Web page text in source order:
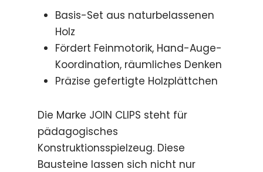
Basis-Set aus naturbelassenen
Holz
Fördert Feinmotorik, Hand-Auge-
Koordination, räumliches Denken
Präzise gefertigte Holzplättchen
Die Marke JOIN CLIPS steht für
pädagogisches
Konstruktionsspielzeug. Diese
Bausteine lassen sich nicht nur